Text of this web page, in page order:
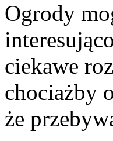
Ogrody
ciekawe
chociażby
że